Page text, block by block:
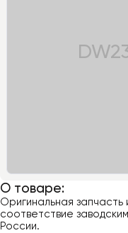
О товаре:
Оригинальная
соответствие
России.